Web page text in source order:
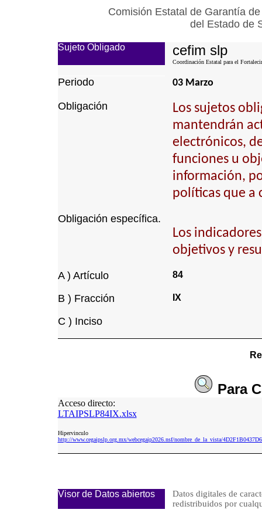
Comisión Estatal de Garantía
del Estado de
Sujeto Obligado cefim slp
Coordinación Estatal para el
Periodo 03 Marzo
Obligación
Los sujetos
mantendrán
electrónicos,
funciones u
información,
políticas que a
Obligación específica.
Los
objetivos y
A ) Artículo 84
B ) Fracción IX
C ) Inciso
Para
Acceso directo:
LTAIPSLP84IX.xlsx
Hipervinculo
http://www.cegaipslp.org.mx/webcegaip2026.nsf/nombre_de_la_vista/
Visor de Datos abiertos
Datos digitales de
redistribuidos por